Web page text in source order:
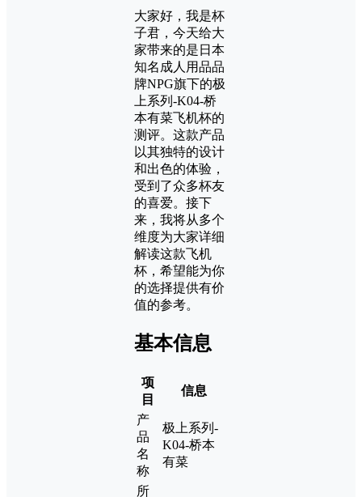
大家好，我是杯
子君，今天给大
家带来的是日本
知名成人用品品
牌NPG旗下的极
上系列-K04-桥
本有菜飞机杯的
测评。这款产品
以其独特的设计
和出色的体验，
受到了众多杯友
的喜爱。接下
来，我将从多个
维度为大家详细
解读这款飞机
杯，希望能为你
的选择提供有价
值的参考。
基本信息
项
目
信息
产
品
名
称
极上系列-
K04-桥本
有菜
所